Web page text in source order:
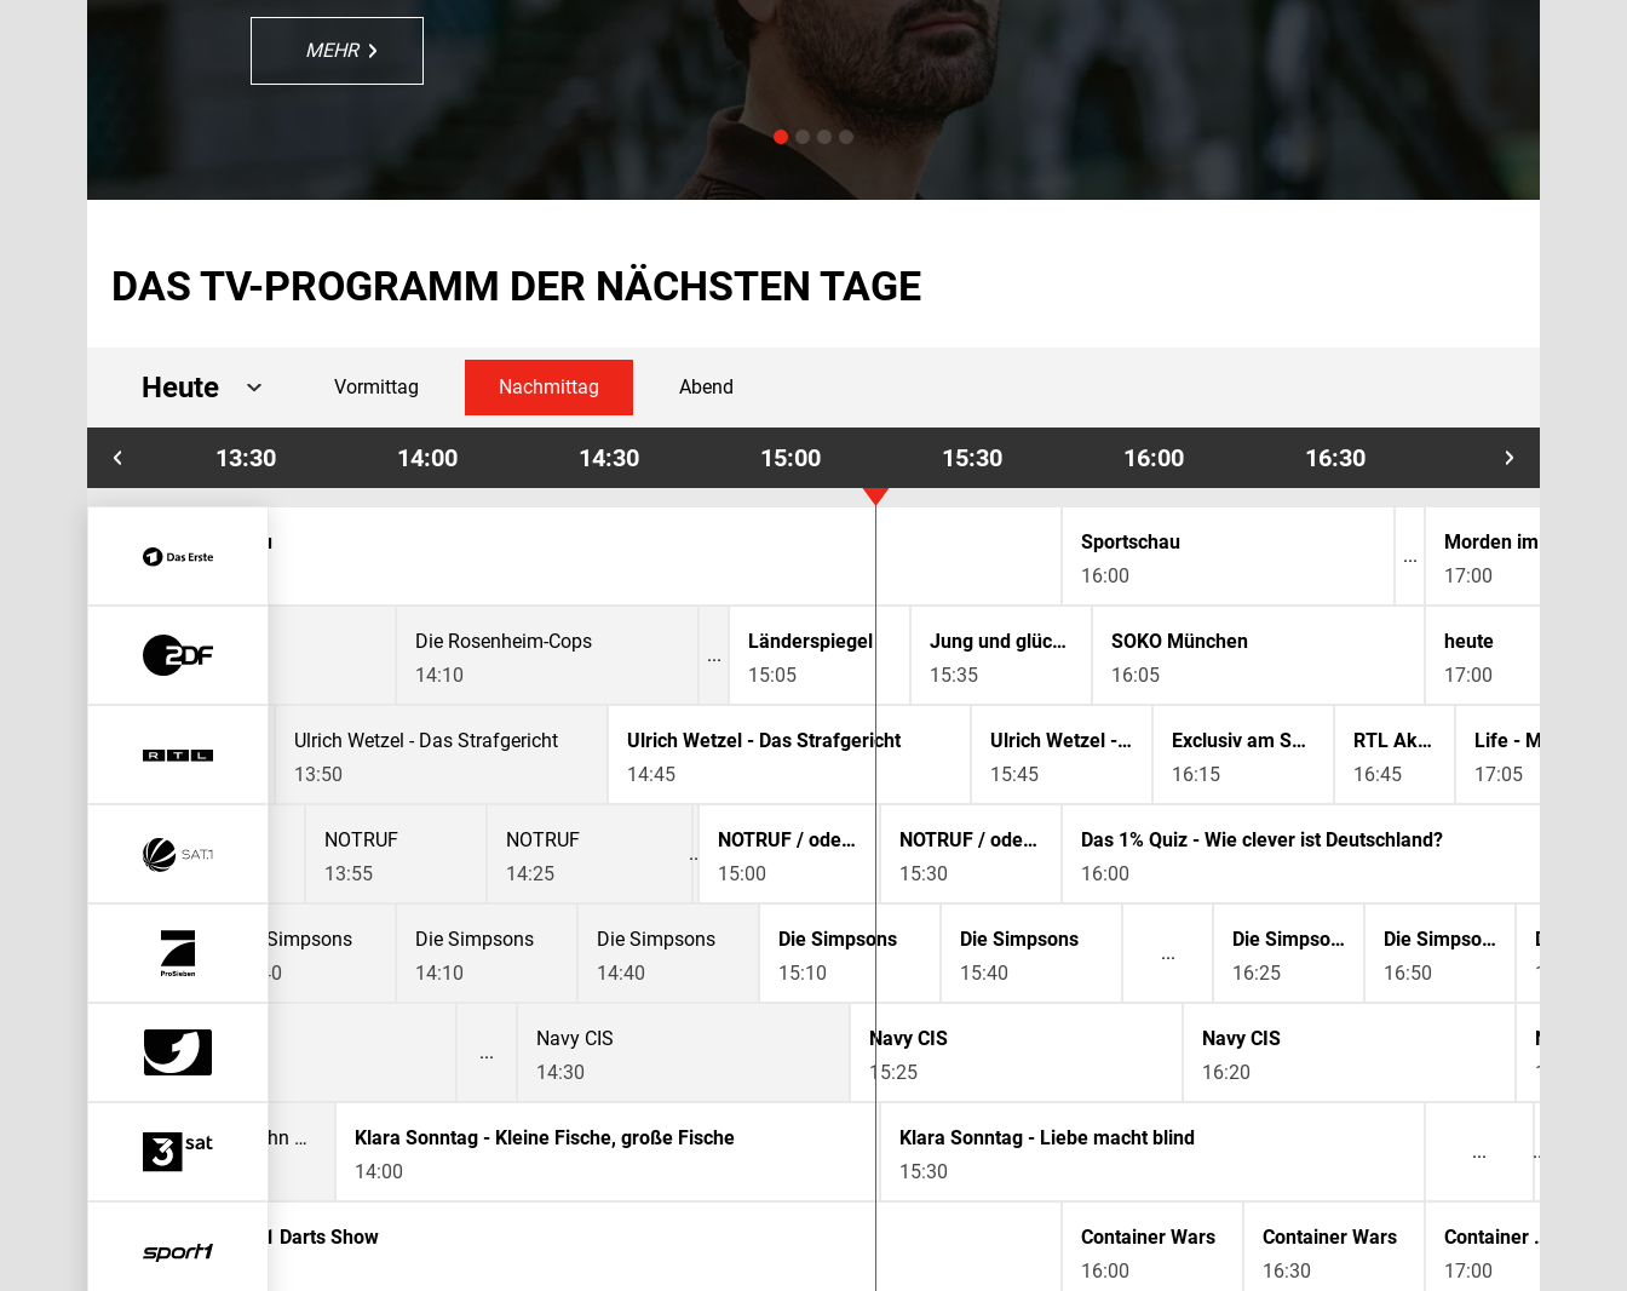
MEHR
MEHR
MEHR
MEHR
MEHR
MEHR
DAS TV-PROGRAMM DER NÄCHSTEN TAGE
Heute Vormittag Nachmittag Abend
13:30 14:00 14:30 15:00 15:30 16:00 16:30 17:00
Sportschau
Sportschau
16:00
Morden im Norden
17:00
Bares für Rares
Die Rosenheim-Cops
14:10
Länderspiegel
15:05
Jung und glücklich auf dem Land
15:35
SOKO München
16:05
heute
17:00
Ulrich Wetzel - Das Strafgericht
13:50
Ulrich Wetzel - Das Strafgericht
14:45
Ulrich Wetzel - Der Ermittlungsrichter
15:45
Exclusiv am Samstag
16:15
RTL Aktuell
16:45
Life -
17:05
Alexander Hold
NOTRUF
13:55
NOTRUF
14:25
NOTRUF / oder SAT.1 Bayern-Magazin
15:00
NOTRUF / oder SAT.1 Bayern-Magazin
15:30
Das 1% Quiz - Wie clever ist Deutschland?
16:00
Die Simpsons
Die Simpsons
13:40
Die Simpsons
14:10
Die Simpsons
14:40
Die Simpsons
15:10
Die Simpsons
15:40
Die Simpsons
16:25
Die Simpsons
16:50
Die
17:15
Navy CIS
13:25
Navy CIS
14:30
Navy CIS
15:25
Navy CIS
16:20
Navy CIS
17:15
Die Inselbahn Wangerooge
13:30
Klara Sonntag - Kleine Fische, große Fische
14:00
Klara Sonntag - Liebe macht blind
15:30
Spezial - Die SPORT1 Darts Show
Container Wars
16:00
Container Wars
16:30
Container Wars
17:00